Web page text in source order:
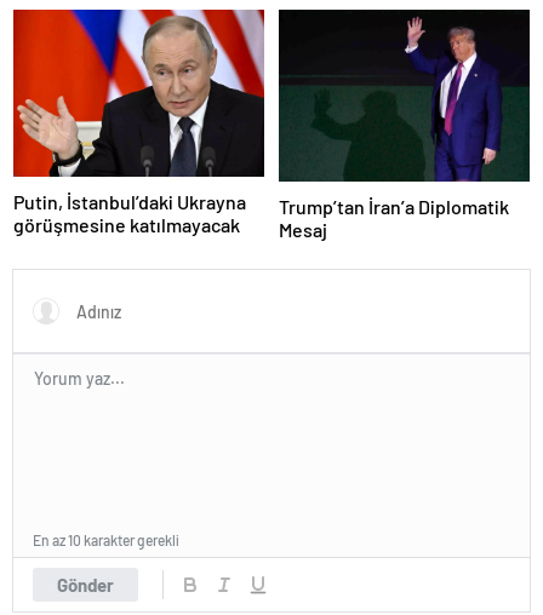
Putin, İstanbul’daki Ukrayna
görüşmesine katılmayacak
Trump’tan İran’a Diplomatik
Mesaj
Gönder
En az 10 karakter gerekli